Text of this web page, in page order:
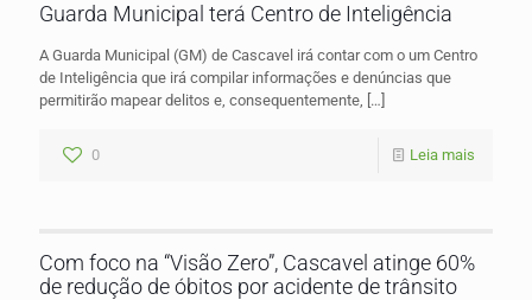
Guarda Municipal terá Centro de Inteligência
A Guarda Municipal (GM) de Cascavel irá contar com o um Centro
de Inteligência que irá compilar informações e denúncias que
permitirão mapear delitos e, consequentemente, […]
0 Leia mais
Com foco na “Visão Zero”, Cascavel atinge 60%
de redução de óbitos por acidente de trânsito